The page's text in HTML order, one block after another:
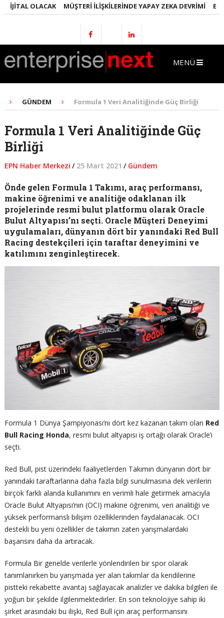
OLACAK MÜŞTERI İLIŞKILERINDE YAPAY ZEKA DEVRIMI
MENÜ
GÜNDEM Formula 1 Veri Analitiğinde Güç Birliği
Formula 1 Veri Analitiğinde Güç
Birliği
EPN Haber Merkezi / 25 Mart 2021 / Gündem
Önde gelen Formula 1 Takımı, araç performansı,
makine öğrenimi ve analitiğe odaklanan ilk
projelerinde resmi bulut platformu olarak Oracle
Bulut Altyapısı’nı seçti. Oracle Müşteri Deneyimi
uygulamaları, dünyanın dört bir yanındaki Red Bull
Racing destekçileri için taraftar deneyimini ve
katılımını zenginleştirecek.
Formula 1 Dünya Şampiyonası’nı dört kez kazanan takım olan Red
Bull Racing Honda, resmi bulut altyapısı iş ortağı olarak Oracle’ı
seçti.
Red Bull, pist üzerindeki faaliyetlerden Takımın dünyanın dört bir
yanındaki taraftarlarına daha fazla bilgi sunulmasına dek verilerin
birçok farklı alanda kullanımını en verimli hale getirmek amacıyla
Oracle Bulut Altyapısı’nın (OCI) makine öğrenimi, veri analitiği ve
yüksek performanslı bilişim özelliklerinden faydalanacak. OCI
destekli bu yeni özellikler de takımın zaten yarışmalardaki
başarısını daha da artıracak.
Formula Bir genelde verilerle yönlendirilen bir spor olarak
tanımlanırken bu yarışmada yer alan takımlar da kendilerine
pistteki rekabette avantaj sağlayacak analizler ve dakika bilgileri ile
yoğun bir şekilde ilgilenmektedirler. En son teknolojiye sahip iki
şirket arasındaki bu ilişki, Red Bull için araç performansını